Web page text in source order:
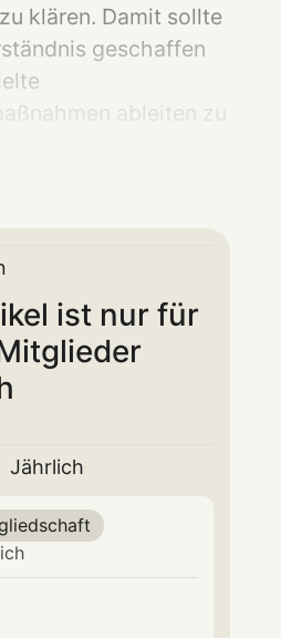
klären. Damit sollte
geschaffen
ableiten zu
ist nur für
Jährlich